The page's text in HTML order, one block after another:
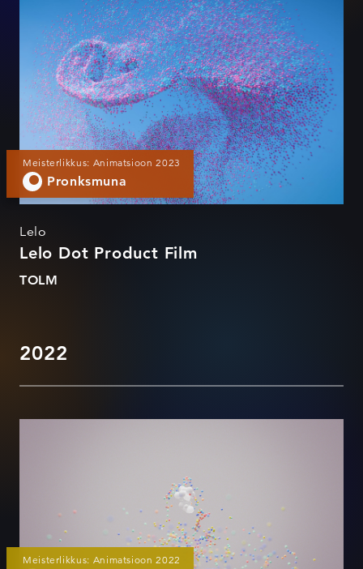
Meisterlikkus: Animatsioon 2023
Pronksmuna
Lelo
Lelo Dot Product Film
TOLM
2022
Meisterlikkus: Animatsioon 2022